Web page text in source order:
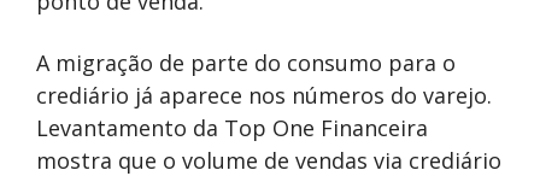
A migração de parte do consumo para o
crediário já aparece nos números do varejo.
Levantamento da Top One Financeira
mostra que o volume de vendas via crediário